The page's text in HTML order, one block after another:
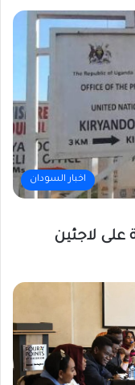
اخبار السودان
لاجئين